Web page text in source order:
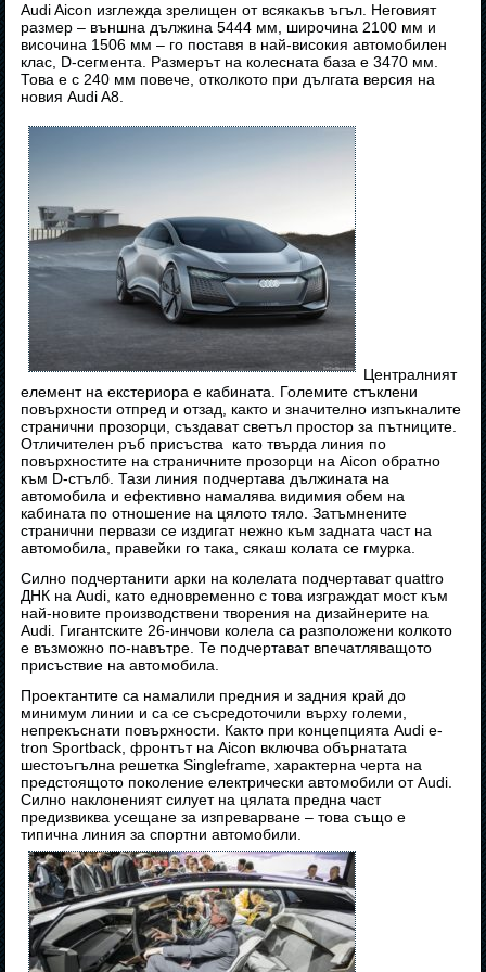
Audi Aicon изглежда зрелищен от всякакъв ъгъл. Неговият
размер – външна дължина 5444 мм, широчина 2100 мм и
височина 1506 мм – го поставя в най-високия автомобилен
клас, D-сегмента. Размерът на колесната база е 3470 мм.
Това е с 240 мм повече, отколкото при дългата версия на
новия Audi A8.
Централният
елемент на екстериора е кабината. Големите стъклени
повърхности отпред и отзад, както и значително изпъкналите
странични прозорци, създават светъл простор за пътниците.
Отличителен ръб присъства като твърда линия по
повърхностите на страничните прозорци на Aicon обратно
към D-стълб. Тази линия подчертава дължината на
автомобила и ефективно намалява видимия обем на
кабината по отношение на цялото тяло. Затъмнените
странични первази се издигат нежно към задната част на
автомобила, правейки го така, сякаш колата се гмурка.
Силно подчертанити арки на колелата подчертават quattro
ДНК на Audi, като едновременно с това изграждат мост към
най-новите производствени творения на дизайнерите на
Audi. Гигантските 26-инчови колела са разположени колкото
е възможно по-навътре. Те подчертават впечатляващото
присъствие на автомобила.
Проектантите са намалили предния и задния край до
минимум линии и са се съсредоточили върху големи,
непрекъснати повърхности. Както при концепцията Audi e-
tron Sportback, фронтът на Aicon включва обърнатата
шестоъгълна решетка Singleframe, характерна черта на
предстоящото поколение електрически автомобили от Audi.
Силно наклоненият силует на цялата предна част
предизвиква усещане за изпреварване – това също е
типична линия за спортни автомобили.